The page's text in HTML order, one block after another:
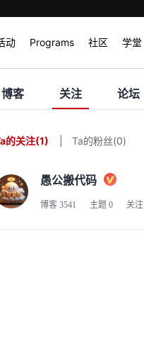
动 Programs 社区 学堂
博客 关注 论坛
的关注(1) Ta的粉丝(0)
愚公搬代码
博客 3541 主题 0 关注